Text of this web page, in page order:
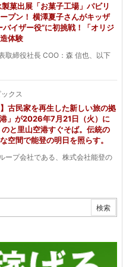
菓出展「お菓子工場」パビリ
プン！ 横澤夏子さんがキッザ
バイザー役”に初挑戦！「オリジ
体験
取締役社長 COO：森 信也、以下
ックス
古民家を再生した新しい旅の拠
」が2026年7月21日（火）に
と里山空港すぐそば。伝統の
空間で能登の明日を照らす。
ープ会社である、株式会社能登の